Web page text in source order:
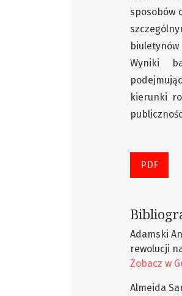
sposobów
Wyniki
kierunki
PDF
Adamski
rewolucji
Zobacz w
Almeida